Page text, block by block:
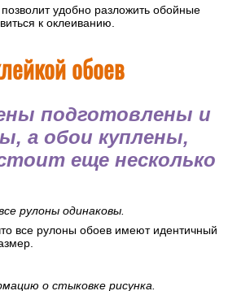
обоев следует закрыть все окна и
сквозняков в помещении.
полиэтиленовую пленку или
к оклеиванию.
обоев
подготовлены и
а обои куплены,
еще несколько